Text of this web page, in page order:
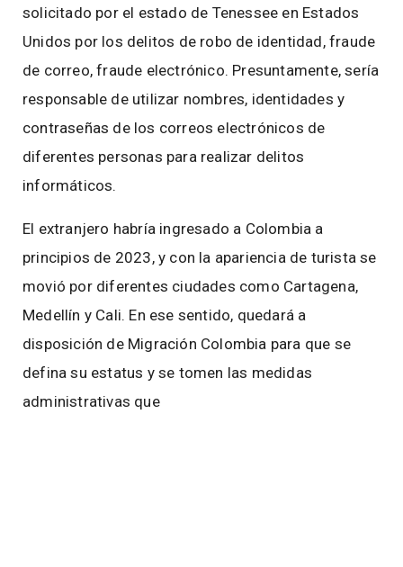
solicitado por el estado de Tenessee en Estados
Unidos por los delitos de robo de identidad, fraude
de correo, fraude electrónico. Presuntamente, sería
responsable de utilizar nombres, identidades y
contraseñas de los correos electrónicos de
diferentes personas para realizar delitos
informáticos.
El extranjero habría ingresado a Colombia a
principios de 2023, y con la apariencia de turista se
movió por diferentes ciudades como Cartagena,
Medellín y Cali. En ese sentido, quedará a
disposición de Migración Colombia para que se
defina su estatus y se tomen las medidas
administrativas que